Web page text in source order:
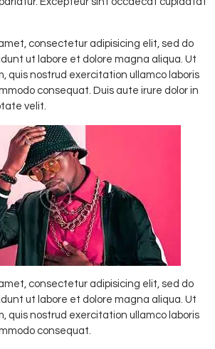
consectetur adipisicing elit, sed do
ut labore et dolore magna aliqua. Ut
quis nostrud exercitation ullamco laboris
consequat. Duis aute irure dolor in
velit.
consectetur adipisicing elit, sed do
ut labore et dolore magna aliqua. Ut
quis nostrud exercitation ullamco laboris
consequat.